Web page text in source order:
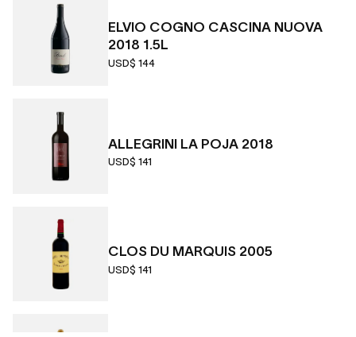
ELVIO COGNO CASCINA NUOVA
2018 1.5L
USD$ 144
ALLEGRINI LA POJA 2018
USD$ 141
CLOS DU MARQUIS 2005
USD$ 141